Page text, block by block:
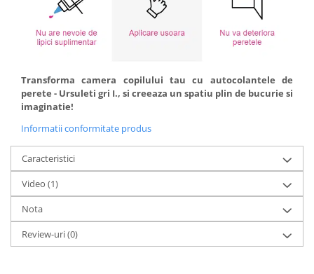
Transforma camera copilului tau cu autocolantele de
perete - Ursuleti gri I., si creeaza un spatiu plin de bucurie si
imaginatie!
Informatii conformitate produs
Caracteristici
Video (1)
Nota
Review-uri(0)